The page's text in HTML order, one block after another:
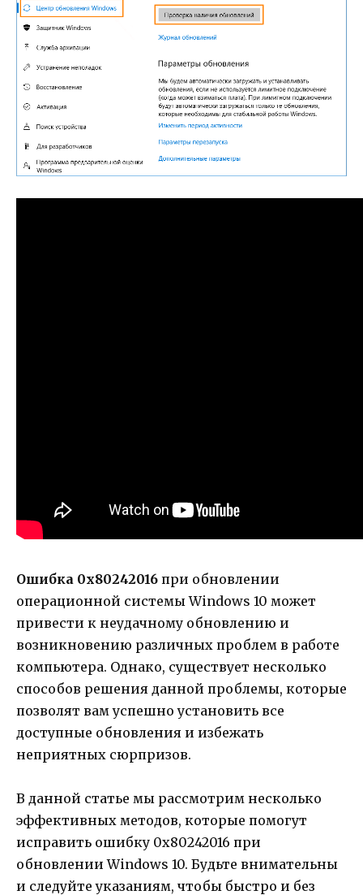
Ошибка 0x80242016 при обновлении
операционной системы Windows 10 может
привести к неудачному обновлению и
возникновению различных проблем в работе
компьютера. Однако, существует несколько
способов решения данной проблемы, которые
позволят вам успешно установить все
доступные обновления и избежать
неприятных сюрпризов.
В данной статье мы рассмотрим несколько
эффективных методов, которые помогут
исправить ошибку 0x80242016 при
обновлении Windows 10. Будьте внимательны
и следуйте указаниям, чтобы быстро и без